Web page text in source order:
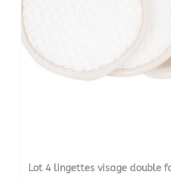
Lot 4 lingettes visage double